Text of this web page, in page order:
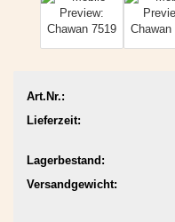
Art.Nr.:
Lieferzeit:
Lagerbestand:
Versandgewicht: